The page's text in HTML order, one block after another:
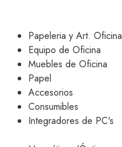
Papeleria y Art. Oficina
Equipo de Oficina
Muebles de Oficina
Papel
Accesorios
Consumibles
Integradores de PC's